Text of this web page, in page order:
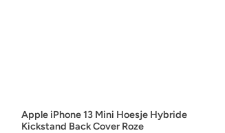
Apple iPhone 13 Mini Hoesje Hybride
Kickstand Back Cover Roze